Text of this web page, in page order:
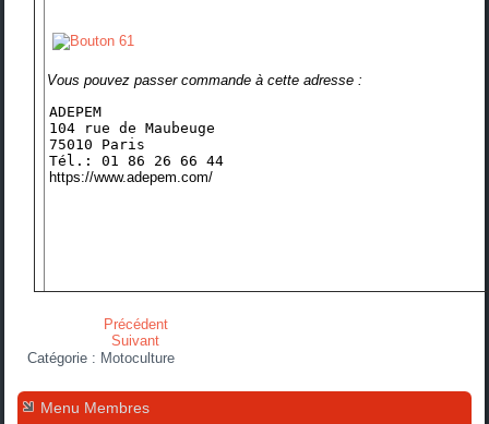
Vous pouvez passer commande à cette adresse :
ADEPEM
104 rue de Maubeuge
75010 Paris
Tél.: 01 86 26 66 44
https://www.adepem.com/
Précédent
Suivant
Catégorie : Motoculture
Menu Membres